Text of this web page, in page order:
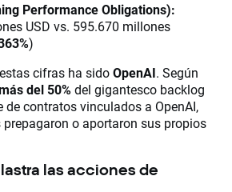
Performance Obligations):
USD vs. 595.670 millones
)
cifras ha sidoOpenAI. Según
del 50%del gigantesco backlog
de contratos vinculados a OpenAI,
o aportaron sus propios
las acciones de